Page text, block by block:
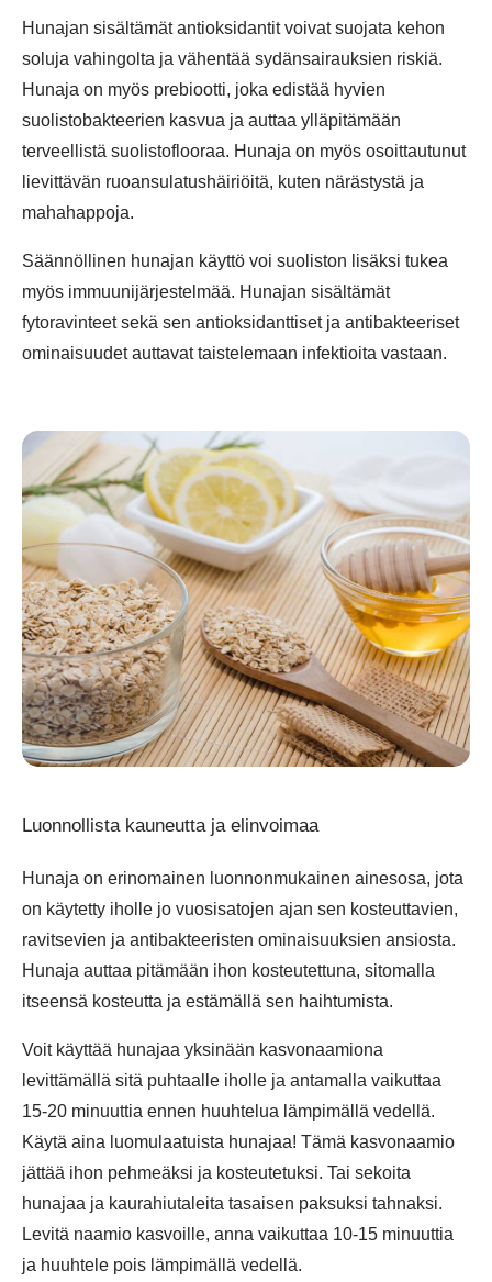
Hunajan sisältämät antioksidantit voivat suojata kehon
soluja vahingolta ja vähentää sydänsairauksien riskiä.
Hunaja on myös prebiootti, joka edistää hyvien
suolistobakteerien kasvua ja auttaa ylläpitämään
terveellistä suolistoflooraa. Hunaja on myös osoittautunut
lievittävän ruoansulatushäiriöitä, kuten närästystä ja
mahahappoja.
Säännöllinen hunajan käyttö voi suoliston lisäksi tukea
myös immuunijärjestelmää. Hunajan sisältämät
fytoravinteet sekä sen antioksidanttiset ja antibakteeriset
ominaisuudet auttavat taistelemaan infektioita vastaan.
Luonnollista kauneutta ja elinvoimaa
Hunaja on erinomainen luonnonmukainen ainesosa, jota
on käytetty iholle jo vuosisatojen ajan sen kosteuttavien,
ravitsevien ja antibakteeristen ominaisuuksien ansiosta.
Hunaja auttaa pitämään ihon kosteutettuna, sitomalla
itseensä kosteutta ja estämällä sen haihtumista.
Voit käyttää hunajaa yksinään kasvonaamiona
levittämällä sitä puhtaalle iholle ja antamalla vaikuttaa
15-20 minuuttia ennen huuhtelua lämpimällä vedellä.
Käytä aina luomulaatuista hunajaa! Tämä kasvonaamio
jättää ihon pehmeäksi ja kosteutetuksi. Tai sekoita
hunajaa ja kaurahiutaleita tasaisen paksuksi tahnaksi.
Levitä naamio kasvoille, anna vaikuttaa 10-15 minuuttia
ja huuhtele pois lämpimällä vedellä.